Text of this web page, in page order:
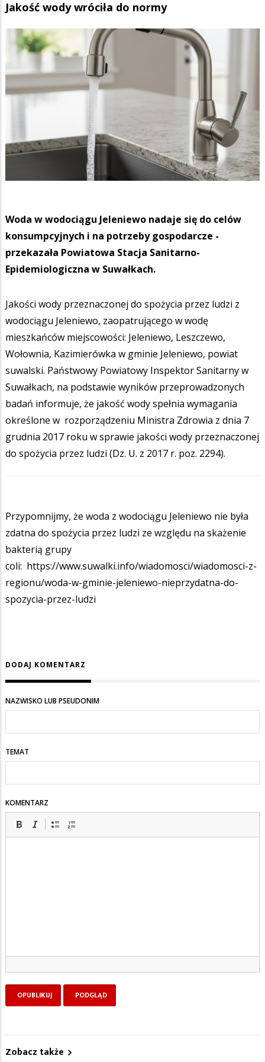
Jakość wody wróciła do normy
Woda w wodociągu Jeleniewo nadaje się do celów
konsumpcyjnych i na potrzeby gospodarcze -
przekazała Powiatowa Stacja Sanitarno-
Epidemiologiczna w Suwałkach.
Jakości wody przeznaczonej do spożycia przez ludzi z
wodociągu Jeleniewo, zaopatrującego w wodę
mieszkańców miejscowości: Jeleniewo, Leszczewo,
Wołownia, Kazimierówka w gminie Jeleniewo, powiat
suwalski. Państwowy Powiatowy Inspektor Sanitarny w
Suwałkach, na podstawie wyników przeprowadzonych
badań informuje, że jakość wody spełnia wymagania
określone w rozporządzeniu Ministra Zdrowia z dnia 7
grudnia 2017 roku w sprawie jakości wody przeznaczonej
do spożycia przez ludzi (Dz. U. z 2017 r. poz. 2294).
Przypomnijmy, że woda z wodociągu Jeleniewo nie była
zdatna do spożycia przez ludzi ze względu na skażenie
bakterią grupy
coli: https://www.suwalki.info/wiadomosci/wiadomosci-z-
regionu/woda-w-gminie-jeleniewo-nieprzydatna-do-
spozycia-przez-ludzi
DODAJ KOMENTARZ
NAZWISKO LUB PSEUDONIM
TEMAT
KOMENTARZ
Zobacz także